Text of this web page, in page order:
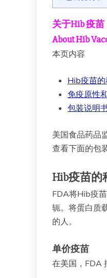
关于Hib 疫苗
About Hib
本页内容
Hib疫苗
免疫原性
包装说明
美国食品药品
查看下面的包
Hib疫苗的
FDA将Hib疫
轭。将蛋白质
的人。
单价疫苗
在美国，FDA